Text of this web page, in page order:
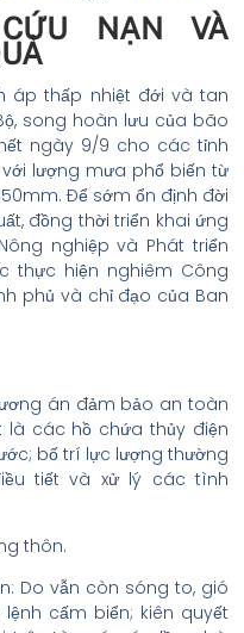
NẠN VÀ
áp thấp nhiệt đới và tan
song hoàn lưu của bão
ngày 9/9 cho các tỉnh
với lượng mưa phổ biến từ
Để sớm ổn định đời
đồng thời triển khai ứng
nghiệp và Phát triển
thực hiện nghiêm Công
phủ và chỉ đạo của Ban
án đảm bảo an toàn
các hồ chứa thủy điện
bố trí lực lượng thường
tiết và xử lý các tình
thôn.
Do vẫn còn sóng to, gió
cấm biển; kiên quyết